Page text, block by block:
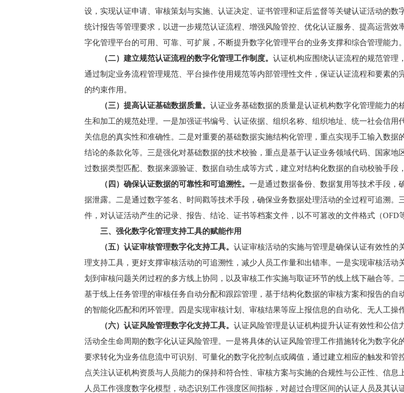
设，实现认证申请、审核策划与实施、认证决定、证书管理和证后监督等关键认证活动的数
统计报告等管理要求，以进一步规范认证流程、增强风险管控、优化认证服务、提高运营效
字化管理平台的可用、可靠、可扩展，不断提升数字化管理平台的业务支撑和综合管理能力。
（二）建立规范认证流程的数字化管理工作制度。 认证机构应围绕认证流程的规范管理
通过制定业务流程管理规范、平台操作使用规范等内部管理性文件，保证认证流程和要素的
的约束作用。
（三）提高认证基础数据质量。 认证业务基础数据的质量是认证机构数字化管理能力
生和加工的规范处理。一是加强证书编号、认证依据、组织名称、组织地址、统一社会信用
关信息的真实性和准确性。二是对重要的基础数据实施结构化管理，重点实现手工输入数据
结论的条款化等。三是强化对基础数据的技术校验，重点是基于认证业务领域代码、国家地
过数据类型匹配、数据来源验证、数据自动生成等方式，建立对结构化数据的自动校验手段
（四）确保认证数据的可靠性和可追溯性。 一是通过数据备份、数据复用等技术手段，
据泄露。二是通过数字签名、时间戳等技术手段，确保业务数据处理活动的全过程可追溯。
件，对认证活动产生的记录、报告、结论、证书等档案文件，以不可篡改的文件格式（OFD
三、强化数字化管理支持工具的赋能作用
（五）认证审核管理数字化支持工具。 认证审核活动的实施与管理是确保认证有效性的
理支持工具，更好支撑审核活动的可追溯性，减少人员工作量和出错率。一是实现审核活
划到审核问题关闭过程的多方线上协同，以及审核工作实施与取证环节的线上线下融合等。
基于线上任务管理的审核任务自动分配和跟踪管理，基于结构化数据的审核方案和报告的
的智能化匹配和闭环管理。四是实现审核计划、审核结果等应上报信息的自动化、无人工操
（六）认证风险管理数字化支持工具。 认证风险管理是认证机构提升认证有效性和公信
活动全生命周期的数字化认证风险管理。一是将具体的认证风险管理工作措施转化为数字
要求转化为业务信息流中可识别、可量化的数字化控制点或阈值，通过建立相应的触发和
点关注认证机构资质与人员能力的保持和符合性、审核方案与实施的合规性与公正性、信
人员工作强度数字化模型，动态识别工作强度区间指标，对超过合理区间的认证人员及其